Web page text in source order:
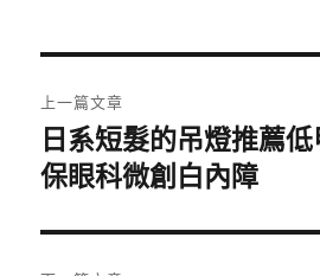
章
導
覽
上一篇文章
上
一
文
章:
日系短髮的吊燈推薦
保眼科微創白內障